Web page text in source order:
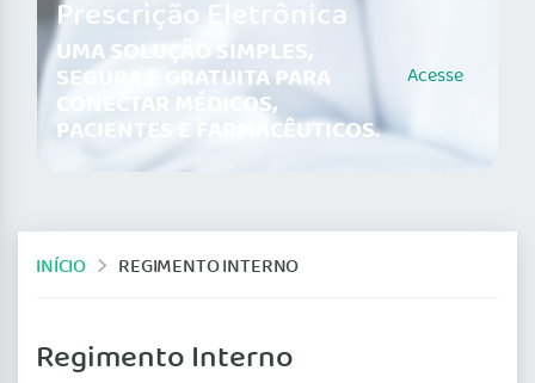
Prescrição Eletrônica
UMA SOLUÇÃO SIMPLES,
SEGURA E GRATUITA PARA
CONECTAR MÉDICOS,
PACIENTES E FARMACÊUTICOS.
Acesse
INÍCIO REGIMENTO INTERNO
Regimento Interno